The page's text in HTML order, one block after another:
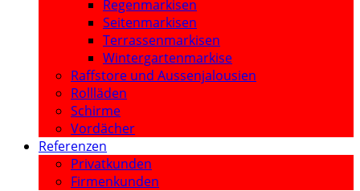
Regenmarkisen
Seitenmarkisen
Terrassenmarkisen
Wintergartenmarkise
Raffstore und Aussenjalousien
Rollläden
Schirme
Vordächer
Referenzen
Privatkunden
Firmenkunden